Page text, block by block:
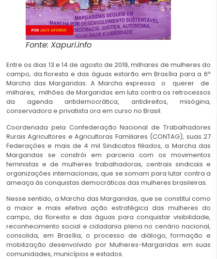
Fonte: Xapuri.info
Entre os dias 13 e 14 de agosto de 2019, milhares de mulheres do
campo, da floresta e das águas estarão em Brasília para a 6ª
Marcha das Margaridas. A Marcha expressa o querer de
milhares, milhões de Margaridas em luta contra os retrocessos
da agenda antidemocrática, antidireitos, misógina,
conservadora e privatista ora em curso no Brasil.
Coordenada pela Confederação Nacional de Trabalhadores
Rurais Agricultores e Agricultoras Familiares (CONTAG), suas 27
Federações e mais de 4 mil Sindicatos filiados, a Marcha das
Margaridas se constrói em parceria com os movimentos
feministas e de mulheres trabalhadoras, centrais sindicais e
organizações internacionais, que se somam para lutar contra a
ameaça às conquistas democráticas das mulheres brasileiras.
Nesse sentido, a Marcha das Margaridas, que se constitui como
a maior e mais efetiva ação estratégica das mulheres do
campo, da floresta e das águas para conquistar visibilidade,
reconhecimento social e cidadania plena no cenário nacional,
consolida, em Brasília, o processo de diálogo, formação e
mobilização desenvolvido por Mulheres-Margaridas em suas
comunidades, municípios e estados.